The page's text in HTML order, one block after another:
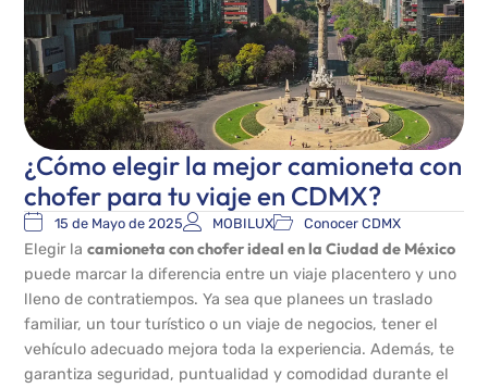
¿Cómo elegir la mejor camioneta con
chofer para tu viaje en CDMX?
15 de Mayo de 2025 MOBILUX Conocer CDMX
Elegir lacamioneta con chofer ideal en la Ciudad de México
puede marcar la diferencia entre un viaje placentero y uno
lleno de contratiempos. Ya sea que planees un traslado
familiar, un tour turístico o un viaje de negocios, tener el
vehículo adecuado mejora toda la experiencia. Además, te
garantiza seguridad, puntualidad y comodidad durante el